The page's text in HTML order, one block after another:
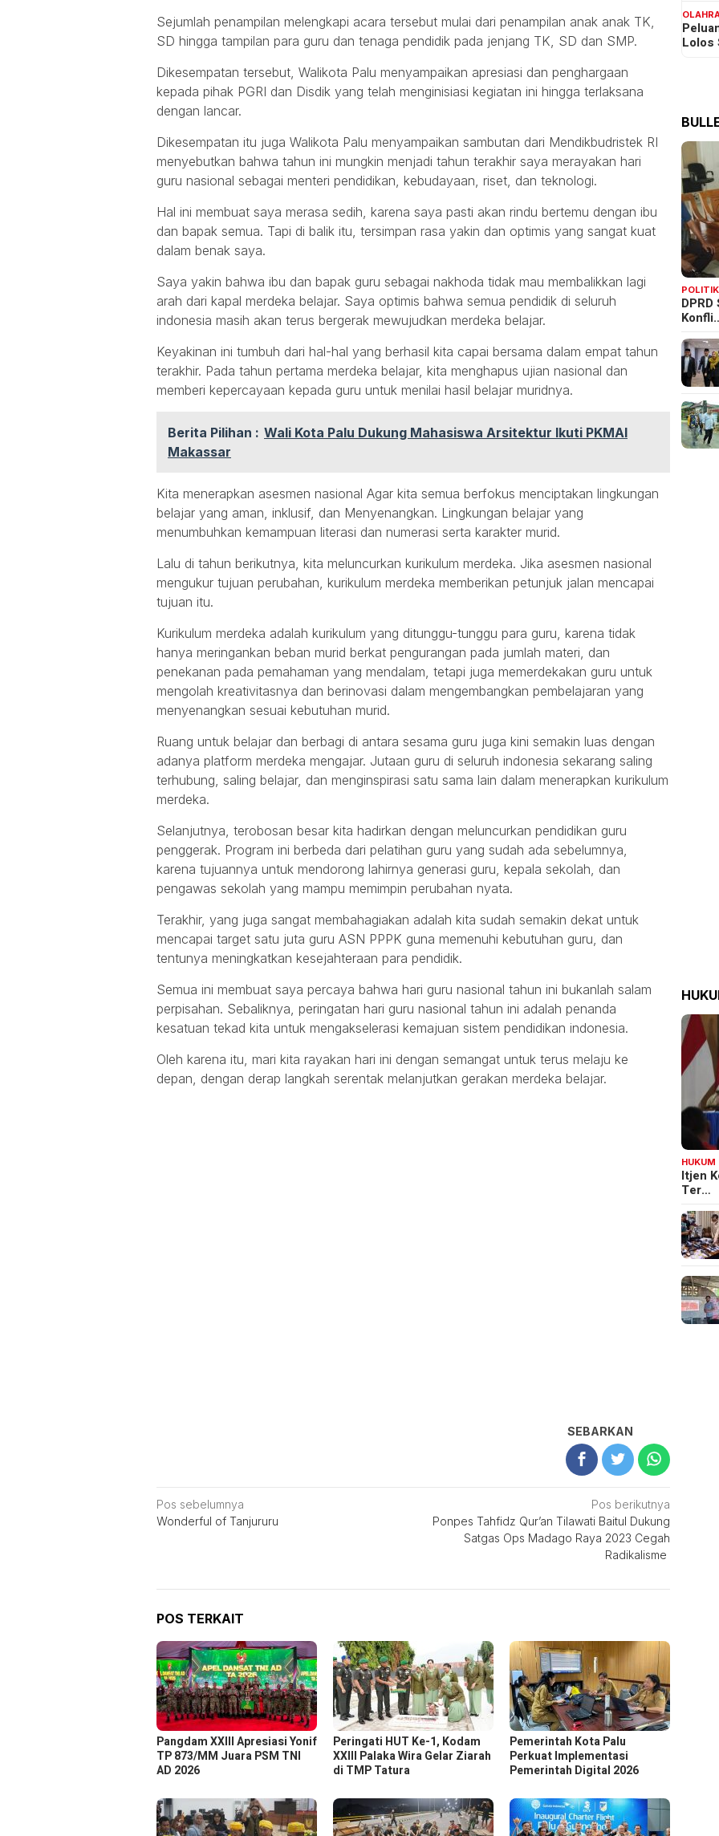
Sejumlah penampilan melengkapi acara tersebut mulai dari penampilan anak anak TK,
SD hingga tampilan para guru dan tenaga pendidik pada jenjang TK, SD dan SMP.
Dikesempatan tersebut, Walikota Palu menyampaikan apresiasi dan penghargaan
kepada pihak PGRI dan Disdik yang telah menginisiasi kegiatan ini hingga terlaksana
dengan lancar.
Dikesempatan itu juga Walikota Palu menyampaikan sambutan dari Mendikbudristek RI
menyebutkan bahwa tahun ini mungkin menjadi tahun terakhir saya merayakan hari
guru nasional sebagai menteri pendidikan, kebudayaan, riset, dan teknologi.
Hal ini membuat saya merasa sedih, karena saya pasti akan rindu bertemu dengan ibu
dan bapak semua. Tapi di balik itu, tersimpan rasa yakin dan optimis yang sangat kuat
dalam benak saya.
Saya yakin bahwa ibu dan bapak guru sebagai nakhoda tidak mau membalikkan lagi
arah dari kapal merdeka belajar. Saya optimis bahwa semua pendidik di seluruh
indonesia masih akan terus bergerak mewujudkan merdeka belajar.
Keyakinan ini tumbuh dari hal-hal yang berhasil kita capai bersama dalam empat tahun
terakhir. Pada tahun pertama merdeka belajar, kita menghapus ujian nasional dan
memberi kepercayaan kepada guru untuk menilai hasil belajar muridnya.
Berita Pilihan : Wali Kota Palu Dukung Mahasiswa Arsitektur Ikuti PKMAI
Makassar
Kita menerapkan asesmen nasional Agar kita semua berfokus menciptakan lingkungan
belajar yang aman, inklusif, dan Menyenangkan. Lingkungan belajar yang
menumbuhkan kemampuan literasi dan numerasi serta karakter murid.
Lalu di tahun berikutnya, kita meluncurkan kurikulum merdeka. Jika asesmen nasional
mengukur tujuan perubahan, kurikulum merdeka memberikan petunjuk jalan mencapai
tujuan itu.
Kurikulum merdeka adalah kurikulum yang ditunggu-tunggu para guru, karena tidak
hanya meringankan beban murid berkat pengurangan pada jumlah materi, dan
penekanan pada pemahaman yang mendalam, tetapi juga memerdekakan guru untuk
mengolah kreativitasnya dan berinovasi dalam mengembangkan pembelajaran yang
menyenangkan sesuai kebutuhan murid.
Ruang untuk belajar dan berbagi di antara sesama guru juga kini semakin luas dengan
adanya platform merdeka mengajar. Jutaan guru di seluruh indonesia sekarang saling
terhubung, saling belajar, dan menginspirasi satu sama lain dalam menerapkan kurikulum
merdeka.
Selanjutnya, terobosan besar kita hadirkan dengan meluncurkan pendidikan guru
penggerak. Program ini berbeda dari pelatihan guru yang sudah ada sebelumnya,
karena tujuannya untuk mendorong lahirnya generasi guru, kepala sekolah, dan
pengawas sekolah yang mampu memimpin perubahan nyata.
Terakhir, yang juga sangat membahagiakan adalah kita sudah semakin dekat untuk
mencapai target satu juta guru ASN PPPK guna memenuhi kebutuhan guru, dan
tentunya meningkatkan kesejahteraan para pendidik.
Semua ini membuat saya percaya bahwa hari guru nasional tahun ini bukanlah salam
perpisahan. Sebaliknya, peringatan hari guru nasional tahun ini adalah penanda
kesatuan tekad kita untuk mengakselerasi kemajuan sistem pendidikan indonesia.
Oleh karena itu, mari kita rayakan hari ini dengan semangat untuk terus melaju ke
depan, dengan derap langkah serentak melanjutkan gerakan merdeka belajar.
SEBARKAN
Navigasi
pos
Pos sebelumnya
Wonderful of Tanjururu
Pos berikutnya
Ponpes Tahfidz Qur’an Tilawati Baitul Dukung
Satgas Ops Madago Raya 2023 Cegah
Radikalisme
POS TERKAIT
Pangdam XXIII Apresiasi Yonif
TP 873/MM Juara PSM TNI
AD 2026
Peringati HUT Ke-1, Kodam
XXIII Palaka Wira Gelar Ziarah
di TMP Tatura
Pemerintah Kota Palu
Perkuat Implementasi
Pemerintah Digital 2026
Lolos
POLITIK
HUKUM
Itjen
Ter…